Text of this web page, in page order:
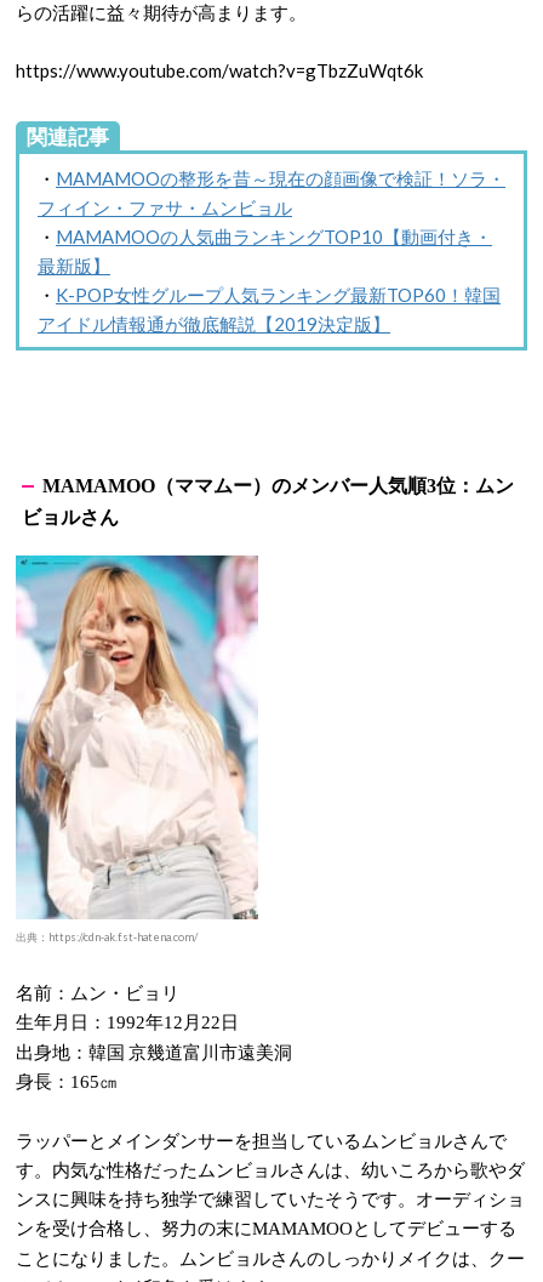
らの活躍に益々期待が高まります。
https://www.youtube.com/watch?v=gTbzZuWqt6k
関連記事
・ MAMAMOOの整形を昔～現在の顔画像で検証！ソラ・
フィイン・ファサ・ムンビョル
・ MAMAMOOの人気曲ランキングTOP10【動画付き・
最新版】
・ K-POP女性グループ人気ランキング最新TOP60！韓国
アイドル情報通が徹底解説【2019決定版】
MAMAMOO （ママムー）のメンバー人気順3位：ムン
ビョルさん
出典：https://cdn-ak.f.st-hatena.com/
名前：ムン・ビョリ
生年月日： 1992年12 月22日
出身地：韓国 京幾道富川市遠美洞
身長： 165㎝
ラッパーとメインダンサーを担当しているムンビョルさんで
す。内気な性格だったムンビョルさんは、幼いころから歌やダ
ンスに興味を持ち独学で練習していたそうです。オーディショ
ンを受け合格し、努力の末にMAMAMOOとしてデビューする
ことになりました。ムンビョルさんのしっかりメイクは、クー